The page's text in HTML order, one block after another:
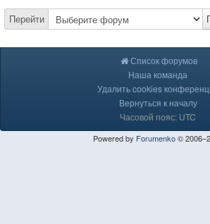
Перейти
Список форумов
Наша команда
Удалить cookies
Вернуться к началу
Часовой пояс: UTC
Powered by Forumenko©